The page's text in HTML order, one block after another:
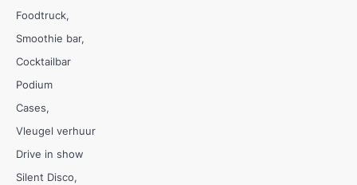
Foodtruck
Smoothie bar
Cocktailbar
Podium
Cases
Vleugel verhuur
Drive in show
Silent Disco